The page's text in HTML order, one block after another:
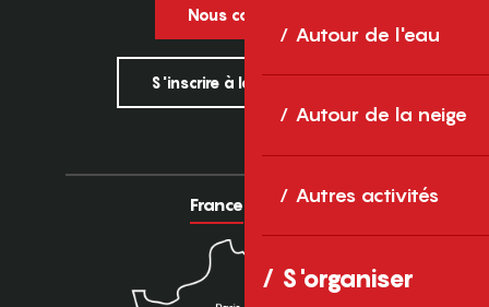
Autour de l'eau
Autour de la neige
Autres activités
S'organiser
Nous contacter
S'inscrire à la newsletter
France Europe